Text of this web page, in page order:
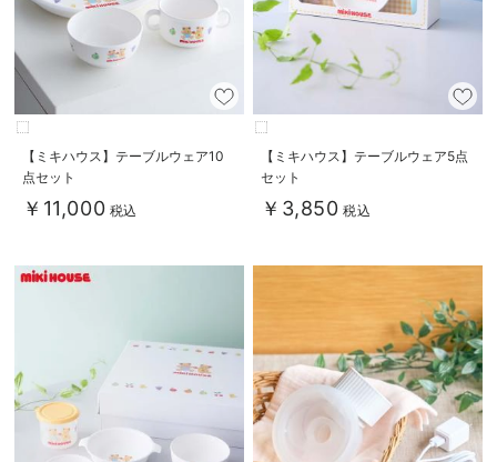
【ミキハウス】テーブルウェア10
点セット
￥11,000 税込
【ミキハウス】テーブルウェア5点
セット
￥3,850 税込